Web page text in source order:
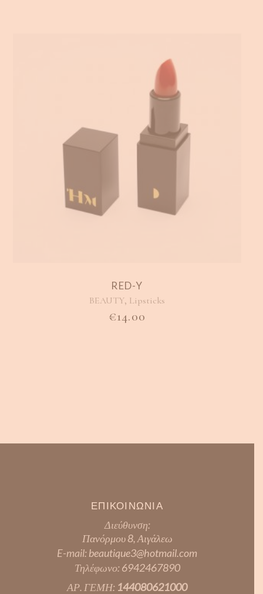
RED-Y
BEAUTY, Lipsticks
€14.00
ΕΠΙΚΟΙΝΩΝΙΑ
Διεύθυνση:
Πανόρμου 8, Αιγάλεω
E-mail:beautique3@hotmail.com
Τηλέφωνο:6942467890
ΑΡ. ΓΕΜΗ: 144080621000